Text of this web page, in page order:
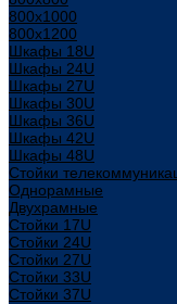
800х1000
800х1200
Шкафы 18U
Шкафы 24U
Шкафы 27U
Шкафы 30U
Шкафы 36U
Шкафы 42U
Шкафы 48U
Стойки
Однорамные
Двухрамные
Стойки 17U
Стойки 24U
Стойки 27U
Стойки 33U
Стойки 37U